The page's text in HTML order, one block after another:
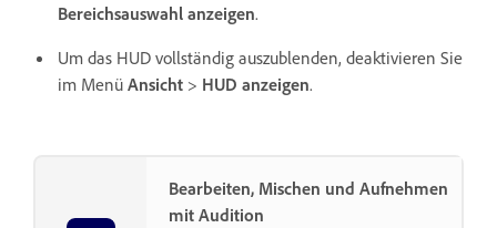
Bereichsauswahl anzeigen.
Um das HUD vollständig auszublenden, deaktivieren Sie
im Menü Ansicht > HUD anzeigen.
Bearbeiten, Mischen und Aufnehmen
mit Audition